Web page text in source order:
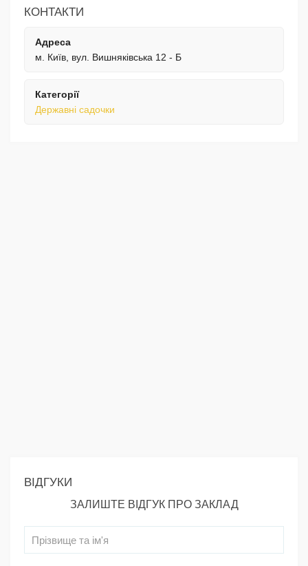
КОНТАКТИ
Адреса
м. Київ, вул. Вишняківська 12 - Б
Категорії
Державні садочки
ВІДГУКИ
ЗАЛИШТЕ ВІДГУК ПРО ЗАКЛАД